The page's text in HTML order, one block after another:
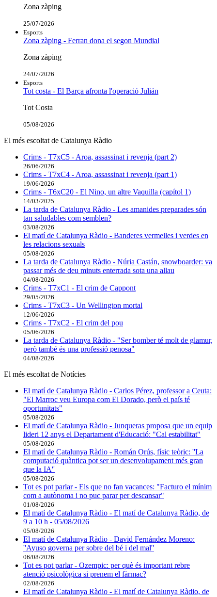
Zona zàping
25/07/2026
Esports
Zona zàping - Ferran dona el segon Mundial
Zona zàping
24/07/2026
Esports
Tot costa - El Barça afronta l'operació Julián
Tot Costa
05/08/2026
El més escoltat de Catalunya Ràdio
Crims - T7xC5 - Aroa, assassinat i revenja (part 2)
26/06/2026
Crims - T7xC4 - Aroa, assassinat i revenja (part 1)
19/06/2026
Crims - T6xC20 - El Nino, un altre Vaquilla (capítol 1)
14/03/2025
La tarda de Catalunya Ràdio - Les amanides preparades són
tan saludables com semblen?
03/08/2026
El matí de Catalunya Ràdio - Banderes vermelles i verdes en
les relacions sexuals
05/08/2026
La tarda de Catalunya Ràdio - Núria Castán, snowboarder: va
passar més de deu minuts enterrada sota una allau
04/08/2026
Crims - T7xC1 - El crim de Cappont
29/05/2026
Crims - T7xC3 - Un Wellington mortal
12/06/2026
Crims - T7xC2 - El crim del pou
05/06/2026
La tarda de Catalunya Ràdio - "Ser bomber té molt de glamur,
però també és una professió penosa"
04/08/2026
El més escoltat de Notícies
El matí de Catalunya Ràdio - Carlos Pérez, professor a Ceuta:
"El Marroc veu Europa com El Dorado, però el país té
oportunitats"
05/08/2026
El matí de Catalunya Ràdio - Junqueras proposa que un equip
lideri 12 anys el Departament d'Educació: "Cal estabilitat"
05/08/2026
El matí de Catalunya Ràdio - Román Orús, físic teòric: ''La
computació quàntica pot ser un desenvolupament més gran
que la IA''
05/08/2026
Tot es pot parlar - Els que no fan vacances: "Facturo el mínim
com a autònoma i no puc parar per descansar"
01/08/2026
El matí de Catalunya Ràdio - El matí de Catalunya Ràdio, de
9 a 10 h - 05/08/2026
05/08/2026
El matí de Catalunya Ràdio - David Fernández Moreno:
''Ayuso governa per sobre del bé i del mal''
06/08/2026
Tot es pot parlar - Ozempic: per què és important rebre
atenció psicològica si prenem el fàrmac?
02/08/2026
El matí de Catalunya Ràdio - El matí de Catalunya Ràdio, de